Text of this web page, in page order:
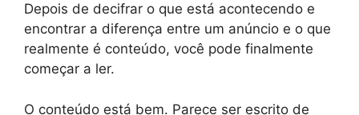
Depois de decifrar o que está acontecendo e
encontrar a diferença entre um anúncio e o que
realmente é conteúdo, você pode finalmente
começar a ler.
O conteúdo está bem. Parece ser escrito de